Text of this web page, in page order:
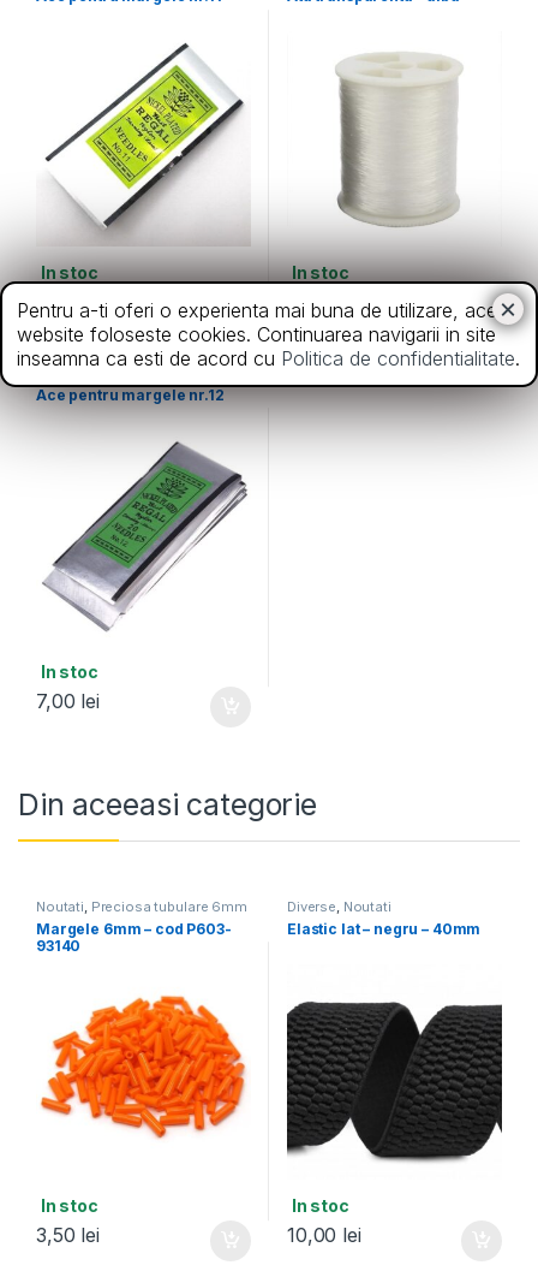
In stoc
7,00lei
In stoc
3,50lei
Ace pentru margele nr.12
In stoc
7,00 lei
Din aceeasi categorie
Noutati, Preciosa tubulare 6mm
Margele 6mm – cod P603-
93140
In stoc
3,50 lei
Diverse, Noutati
Elastic lat – negru – 40mm
In stoc
10,00 lei
Pentru a-ti oferi o experienta mai buna de utilizare, acest
website foloseste cookies. Continuarea navigarii in site
inseamna ca esti de acord cu Politica de confidentialitate.